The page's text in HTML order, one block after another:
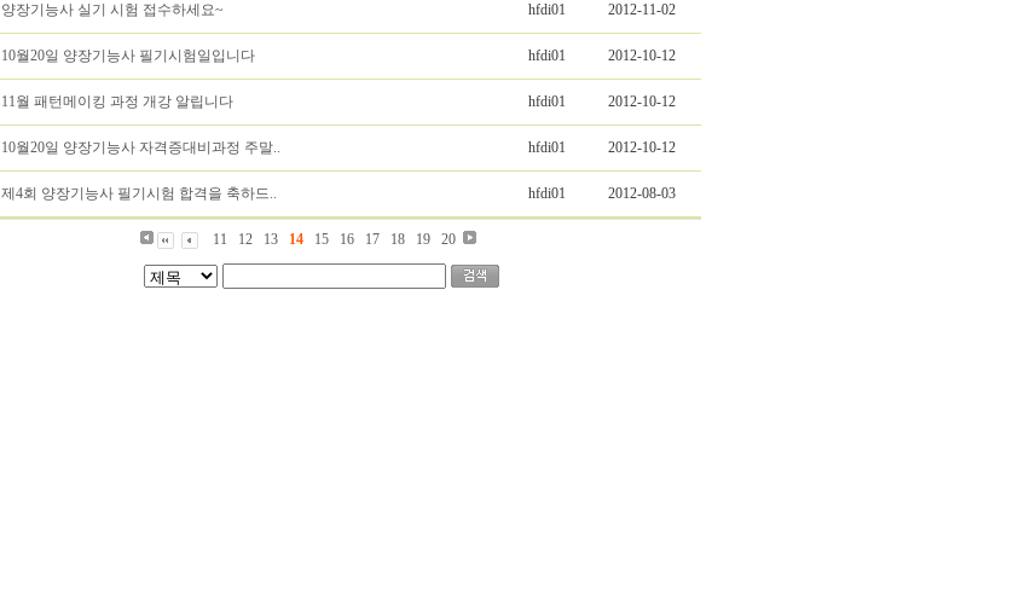
양장기능사 실기 시험 접수하세요~ hfdi01 2012-11-02
10월20일 양장기능사 필기시험일입니다 hfdi01 2012-10-12
11월 패턴메이킹 과정 개강 알립니다 hfdi01 2012-10-12
10월20일 양장기능사 자격증대비과정 주말.. hfdi01 2012-10-12
제4회 양장기능사 필기시험 합격을 축하드.. hfdi01 2012-08-03
11 12 13 14 15 16 17 18 19 20